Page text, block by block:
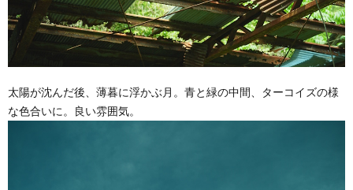
太陽が沈んだ後、薄暮に浮かぶ月。青と緑の中間、ターコイズの様
な色合いに。良い雰囲気。